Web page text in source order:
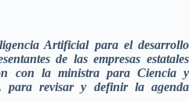
Artificial para el desarrollo
de las empresas estatales
con la ministra para Ciencia y
para revisar y definir la agenda